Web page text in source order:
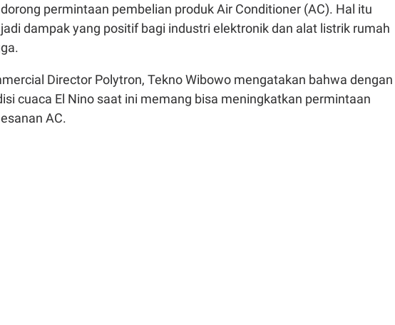
permintaan pembelian produk Air Conditioner (AC). Hal itu
dampak yang positif bagi industri elektronik dan alat listrik rumah
Director Polytron, Tekno Wibowo mengatakan bahwa dengan
cuaca El Nino saat ini memang bisa meningkatkan permintaan
AC.